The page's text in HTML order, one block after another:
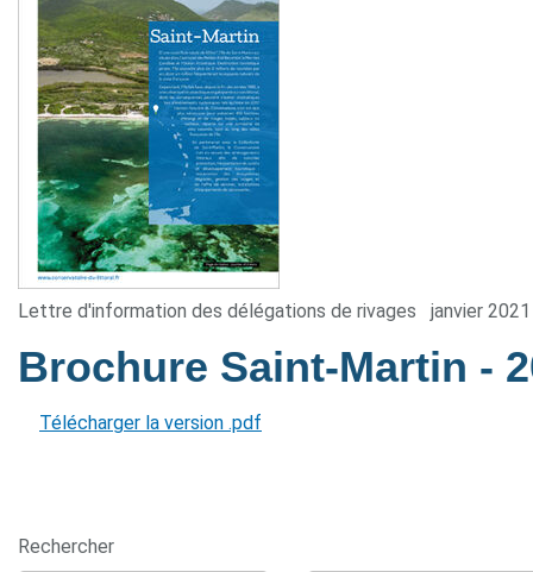
Lettre d'information des délégations de rivages janvier 2021
Brochure Saint-Martin -
Télécharger la version .pdf
Rechercher